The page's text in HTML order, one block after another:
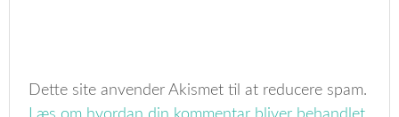
Dette site anvender Akismet til at reducere spam.